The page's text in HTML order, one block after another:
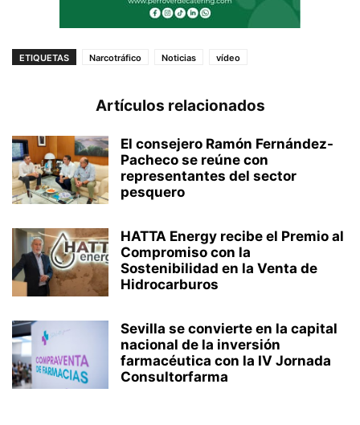
ETIQUETAS Narcotráfico Noticias vídeo
Artículos relacionados
El consejero Ramón Fernández-
Pacheco se reúne con
representantes del sector
pesquero
HATTA Energy recibe el Premio al
Compromiso con la
Sostenibilidad en la Venta de
Hidrocarburos
Sevilla se convierte en la capital
nacional de la inversión
farmacéutica con la IV Jornada
Consultorfarma